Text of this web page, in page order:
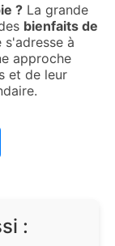
? La grande
bienfaits de
s'adresse à
approche
et de leur
: